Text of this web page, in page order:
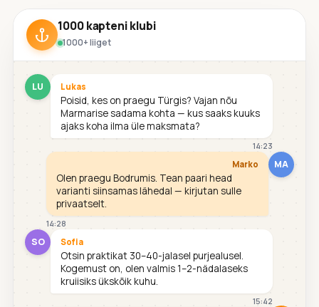
1000 kapteni klubi
1000+ liiget
LU Lukas
Poisid, kes on praegu Türgis? Vajan nõu
Marmarise sadama kohta — kus saaks kuuks
ajaks koha ilma üle maksmata?
14:23
MA
Marko
Olen praegu Bodrumis. Tean paari head
varianti siinsamas lähedal — kirjutan sulle
privaatselt.
14:28
SO Sofia
Otsin praktikat 30–40-jalasel purjealusel.
Kogemust on, olen valmis 1–2-nädalaseks
kruiisiks ükskõik kuhu.
15:42